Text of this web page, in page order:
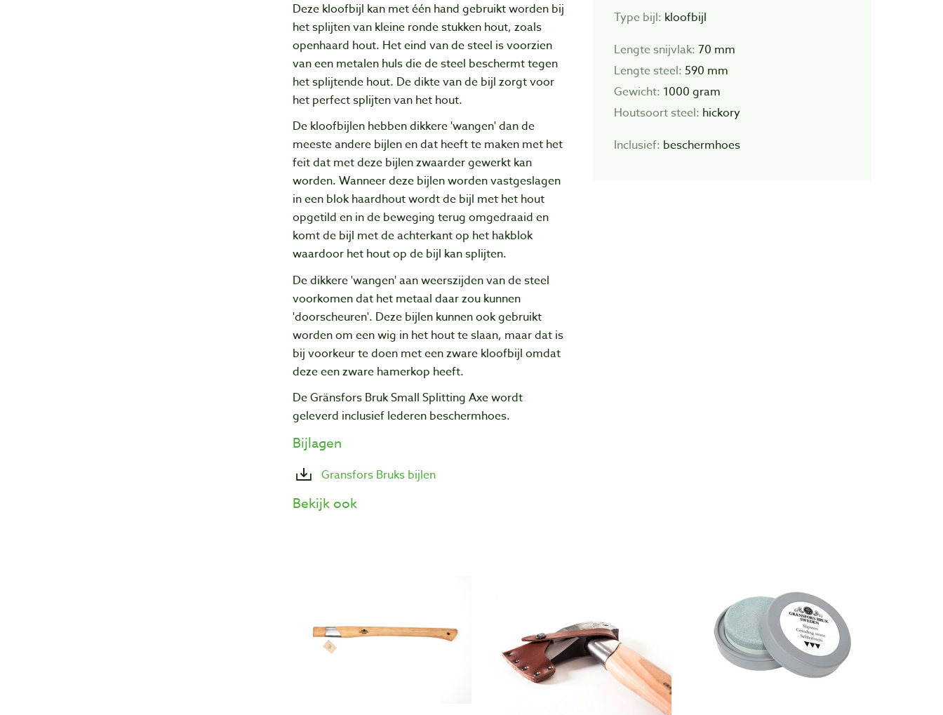
Deze kloofbijl kan met één hand gebruikt worden bij
het splijten van kleine ronde stukken hout, zoals
openhaard hout. Het eind van de steel is voorzien
van een metalen huls die de steel beschermt tegen
het splijtende hout. De dikte van de bijl zorgt voor
het perfect splijten van het hout.
De kloofbijlen hebben dikkere 'wangen' dan de
meeste andere bijlen en dat heeft te maken met het
feit dat met deze bijlen zwaarder gewerkt kan
worden. Wanneer deze bijlen worden vastgeslagen
in een blok haardhout wordt de bijl met het hout
opgetild en in de beweging terug omgedraaid en
komt de bijl met de achterkant op het hakblok
waardoor het hout op de bijl kan splijten.
De dikkere 'wangen' aan weerszijden van de steel
voorkomen dat het metaal daar zou kunnen
'doorscheuren'. Deze bijlen kunnen ook gebruikt
worden om een wig in het hout te slaan, maar dat is
bij voorkeur te doen met een zware kloofbijl omdat
deze een zware hamerkop heeft.
De Gränsfors Bruk Small Splitting Axe wordt
geleverd inclusief lederen beschermhoes.
Bijlagen
Gransfors Bruks bijlen
Type bijl: kloofbijl
Lengte snijvlak: 70 mm
Lengte steel: 590 mm
Gewicht: 1000 gram
Houtsoort steel: hickory
Inclusief: beschermhoes
Bekijk ook